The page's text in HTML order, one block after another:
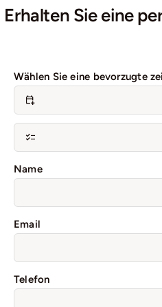
Erhalten Sie eine
Wählen Sie eine bevorzugte
Name
Email
Telefon